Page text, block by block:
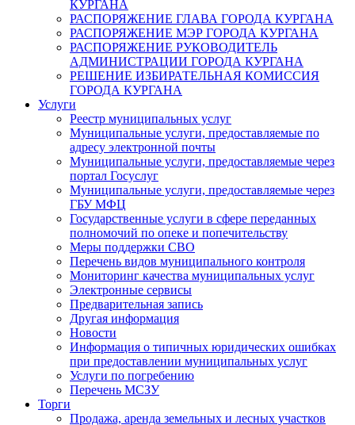
КУРГАНА
РАСПОРЯЖЕНИЕ ГЛАВА ГОРОДА КУРГАНА
РАСПОРЯЖЕНИЕ МЭР ГОРОДА КУРГАНА
РАСПОРЯЖЕНИЕ РУКОВОДИТЕЛЬ
АДМИНИСТРАЦИИ ГОРОДА КУРГАНА
РЕШЕНИЕ ИЗБИРАТЕЛЬНАЯ КОМИССИЯ
ГОРОДА КУРГАНА
Услуги
Реестр муниципальных услуг
Муниципальные услуги, предоставляемые по
адресу электронной почты
Муниципальные услуги, предоставляемые через
портал Госуслуг
Муниципальные услуги, предоставляемые через
ГБУ МФЦ
Государственные услуги в сфере переданных
полномочий по опеке и попечительству
Меры поддержки СВО
Перечень видов муниципального контроля
Мониторинг качества муниципальных услуг
Электронные сервисы
Предварительная запись
Другая информация
Новости
Информация о типичных юридических ошибках
при предоставлении муниципальных услуг
Услуги по погребению
Перечень МСЗУ
Торги
Продажа, аренда земельных и лесных участков